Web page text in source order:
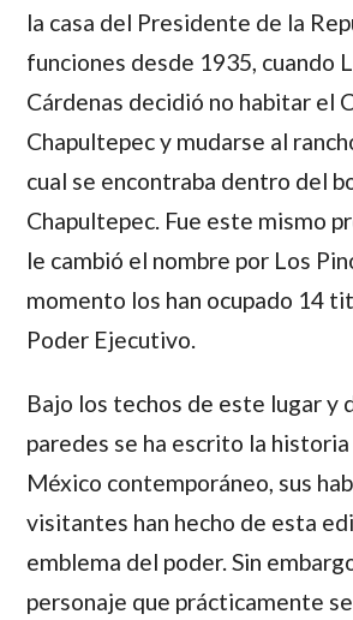
la casa del Presidente de la
funciones desde 1935, cuando
Cárdenas decidió no habitar el
Chapultepec y mudarse al
cual se encontraba dentro del
Chapultepec. Fue este mismo
le cambió el nombre por Los
momento los han ocupado 14
Poder Ejecutivo.
Bajo los techos de este lugar y
paredes se ha escrito la
México contemporáneo, sus
visitantes han hecho de esta
emblema del poder. Sin
personaje que prácticamente